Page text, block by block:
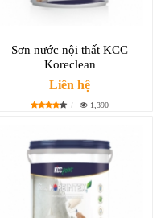
Sơn nước nội thất KCC
Koreclean
Liên hệ
1,390